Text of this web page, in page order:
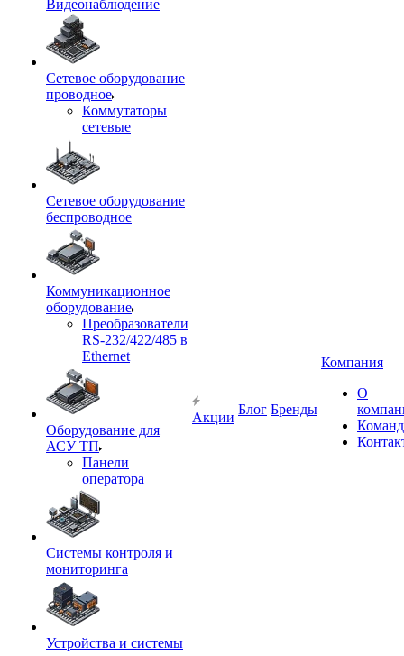
Видеонаблюдение
Сетевое оборудование
проводное
Коммутаторы
сетевые
Сетевое оборудование
беспроводное
Коммуникационное
оборудование
Преобразователи
RS-232/422/485 в
Ethernet
Оборудование для
АСУ ТП
Панели
оператора
Системы контроля и
мониторинга
Устройства и системы
Акции
Блог Бренды
Компания
О